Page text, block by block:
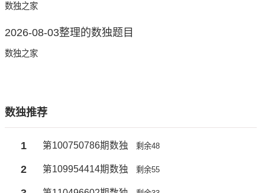
数独之家
2026-08-03整理的数独题目
数独之家
数独推荐
1 第100750786期数独 剩余48
2 第109954414期数独 剩余55